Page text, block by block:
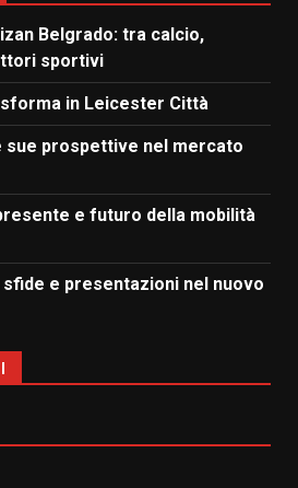
Belgrado: tra calcio,
sportivi
in Leicester Città
sue prospettive nel mercato
e futuro della mobilità
sfide e presentazioni nel nuovo